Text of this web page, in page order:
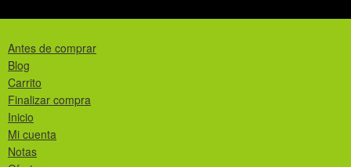
Antes de comprar
Blog
Carrito
Finalizar compra
Inicio
Mi cuenta
Notas